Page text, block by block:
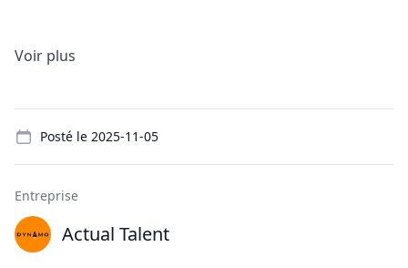
Voir plus
Posté le 2025-11-05
Entreprise
Actual Talent